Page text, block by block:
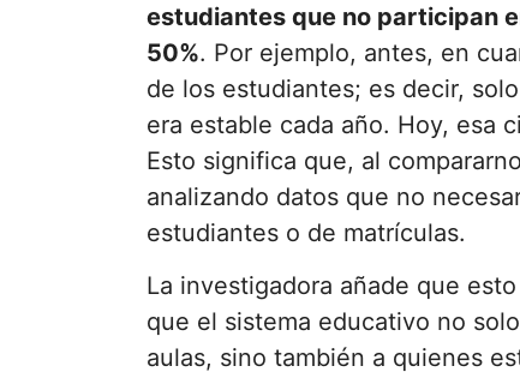
estudiantes que no participan
50%. Por ejemplo, antes, en
de los estudiantes; es decir,
era estable cada año. Hoy, esa
Esto significa que, al
analizando datos que no
estudiantes o de matrículas.
La investigadora añade que
que el sistema educativo no
aulas, sino también a quienes